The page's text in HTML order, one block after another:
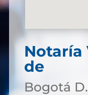
Notaría
de
Bogotá